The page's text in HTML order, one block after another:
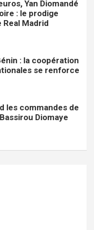
Yan Diomandé
: le prodige
Real Madrid
: la coopération
se renforce
les commandes de
Diomaye